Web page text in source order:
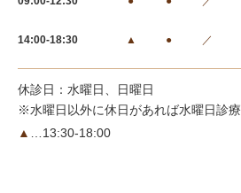
14:00-18:30 ▲ ● ／
休診日：水曜日、日曜日
※水曜日以外に休日があれば水曜日診療
▲
…13:30-18:00